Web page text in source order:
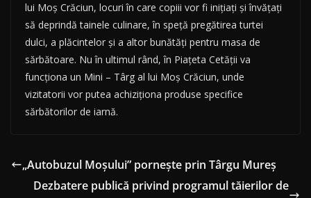
lui Moş Crăciun, locuri în care copiii vor fi iniţiaţi şi învăţaţi
să deprindă tainele culinare, în speţă pregătirea turtei
dulci, a plăcintelor şi a altor bunătăţi pentru masa de
sărbătoare. Nu în ultimul rând, în Piaţeta Cetăţii va
funcţiona un Mini – Târg al lui Moş Crăciun, unde
vizitatorii vor putea achiziţiona produse specifice
sărbătorilor de iarnă.
„Autobuzul Moşului” porneşte prin Târgu Mureş
Dezbatere publică privind programul tăierilor de